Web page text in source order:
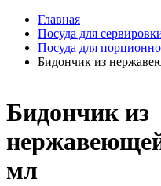
Главная
Посуда для
Посуда для
Бидончик из
Бидончик из
мл